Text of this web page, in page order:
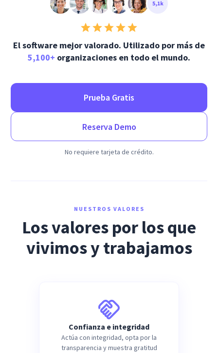
El software mejor valorado. Utilizado por más de
5,100+ organizaciones en todo el mundo.
Prueba Gratis
Reserva Demo
No requiere tarjeta de crédito.
NUESTROS VALORES
Los valores por los que
vivimos y trabajamos
Confianza e integridad
Actúa con integridad, opta por la
transparencia y muestra gratitud